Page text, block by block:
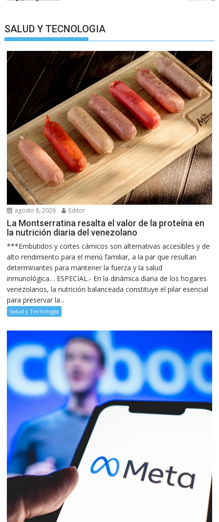
SALUD Y TECNOLOGIA
agosto 8, 2026 Editor
La Montserratina resalta el valor de la proteína en
la nutrición diaria del venezolano
***Embutidos y cortes cárnicos son alternativas accesibles y de
alto rendimiento para el menú familiar, a la par que resultan
determinantes para mantener la fuerza y la salud
inmunológica… ESPECIAL.- En la dinámica diaria de los hogares
venezolanos, la nutrición balanceada constituye el pilar esencial
para preservar la...
Salud y Tecnología